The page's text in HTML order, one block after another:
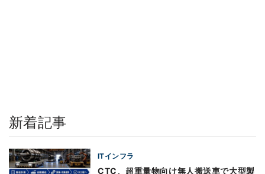
新着記事
ITインフラ
CTC、超重量物向け無人搬送車で大型製